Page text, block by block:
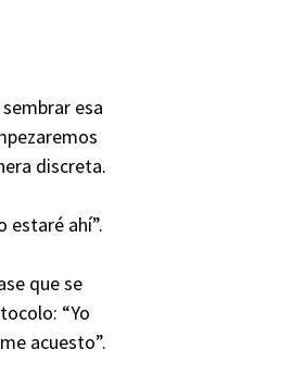
esa
discreta.
estaré ahí”.
que se
“Yo
acuesto”.